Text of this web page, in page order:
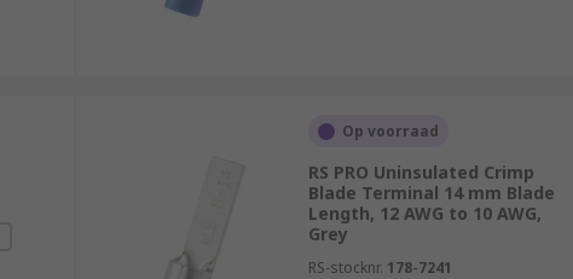
Op voorraad
RS PRO Uninsulated Crimp
Blade Terminal 14 mm Blade
Length, 12 AWG to 10 AWG,
Grey
RS-stocknr. 178-7241